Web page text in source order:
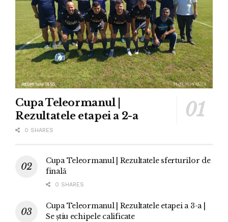
Cupa Teleormanul |
Rezultatele etapei a 2-a
0 SHARES
Cupa Teleormanul | Rezultatele sferturilor de
finală
0 SHARES
Cupa Teleormanul | Rezultatele etapei a 3-a |
Se știu echipele calificate